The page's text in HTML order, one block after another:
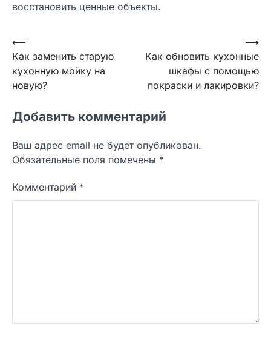
восстановить ценные объекты.
Навигация
по
записям
⟵
Как заменить старую
кухонную мойку на
новую?
Как обновить кухонные
шкафы с помощью
покраски и лакировки?
⟶
Добавить комментарий
Ваш адрес email не будет опубликован.
Обязательные поля помечены *
Комментарий *